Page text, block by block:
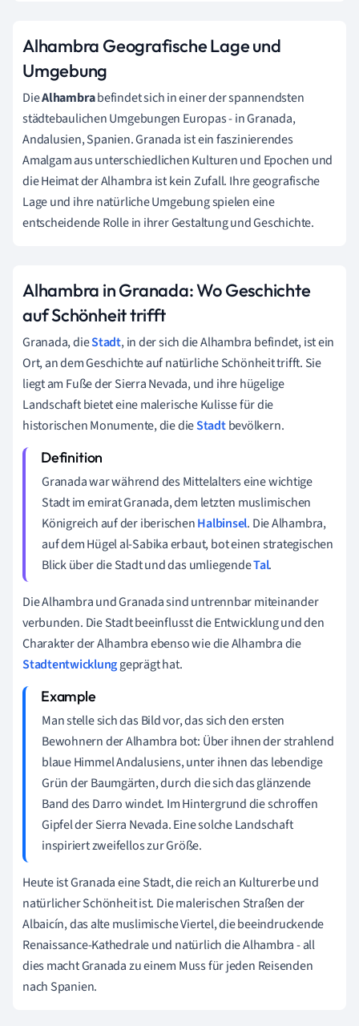
Alhambra Geografische Lage und
Umgebung
DieAlhambrabefindet sich in einer der spannendsten
städtebaulichen Umgebungen Europas - in Granada,
Andalusien, Spanien. Granada ist ein faszinierendes
Amalgam aus unterschiedlichen Kulturen und Epochen und
die Heimat der Alhambra ist kein Zufall. Ihre geografische
Lage und ihre natürliche Umgebung spielen eine
entscheidende Rolle in ihrer Gestaltung und Geschichte.
Alhambra in Granada: Wo Geschichte
auf Schönheit trifft
Granada, dieStadt, in der sich die Alhambra befindet, ist ein
Ort, an dem Geschichte auf natürliche Schönheit trifft. Sie
liegt am Fuße der Sierra Nevada, und ihre hügelige
Landschaft bietet eine malerische Kulisse für die
historischen Monumente, die dieStadtbevölkern.
Granada war während des Mittelalters eine wichtige
Stadt im emirat Granada, dem letzten muslimischen
Königreich auf der iberischenHalbinsel. Die Alhambra,
auf dem Hügel al-Sabika erbaut, bot einen strategischen
Blick über die Stadt und das umliegendeTal.
Die Alhambra und Granada sind untrennbar miteinander
verbunden. Die Stadt beeinflusst die Entwicklung und den
Charakter der Alhambra ebenso wie die Alhambra die
Stadtentwicklunggeprägt hat.
Man stelle sich das Bild vor, das sich den ersten
Bewohnern der Alhambra bot: Über ihnen der strahlend
blaue Himmel Andalusiens, unter ihnen das lebendige
Grün der Baumgärten, durch die sich das glänzende
Band des Darro windet. Im Hintergrund die schroffen
Gipfel der Sierra Nevada. Eine solche Landschaft
inspiriert zweifellos zur Größe.
Heute ist Granada eine Stadt, die reich an Kulturerbe und
natürlicher Schönheit ist. Die malerischen Straßen der
Albaicín, das alte muslimische Viertel, die beeindruckende
Renaissance-Kathedrale und natürlich die Alhambra - all
dies macht Granada zu einem Muss für jeden Reisenden
nach Spanien.